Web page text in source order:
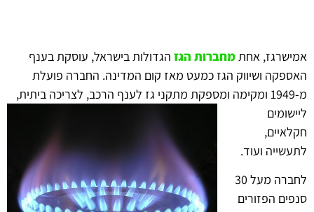
אמישרגז, אחתמחברות הגז הגדולות בישראל, עוסקת בענף
האספקה ושיווק הגז כמעט מאז קום המדינה. החברה פועלת
מ-1949 ומקימה ומספקת מתקני גז לענף
הרכב, לצריכה ביתית,
ליישומים
חקלאיים,
לתעשייה ועוד.
לחברה מעל 30
סנפים הפזורים